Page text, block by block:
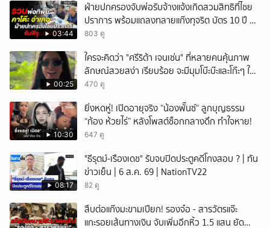
03:44
ฝ่ายปกครองจับพ่อรับจ้างแจ้งเกิดสวมสิทธิที่ไชย
ปราการ พร้อมแถลงทลายแก๊งทุจริต บัตร 10 ปี ที่
แม่สอด
803 ดู
00:25
ใครจะคิดว่า "ศรีริต้า เจนเซ่น" ที่หลายคนคุ้นภาพ
ลักษณ์สวยสง่า เรียบร้อย จะมีมุมโบ๊ะบ๊ะและโก๊ะๆ ให้
ได้อมยิ้มเหมือนกัน งานนี้ทำเอาแฟนๆ ทั้งเอ็นดูทั้ง
470 ดู
10:30
ยิ่งหดหู่! เปิดอายุจริง “น้องพั๊นซ์“ ลูกบุญธรรม
“ก้อง ห้วยไร่” หลังโพสต์ช็อกกลางดึก ทำใจหาย!
647 ดู
08:17
"ธีรุตม์-เรืองเดช" รับจบปิดประตูคดีโกงสอบ ? | ทัน
ข่าวเย็น | 6 ส.ค. 69 | NationTV22
82 ดู
สืบต่อแก๊งมะขามเปียก! รองจ๋อ - สารวัตรแจ๊ะ
แกะรอยเส้นทางเงิน จับเพิ่มอีกหิ้ว 1.5 แสน ยัด